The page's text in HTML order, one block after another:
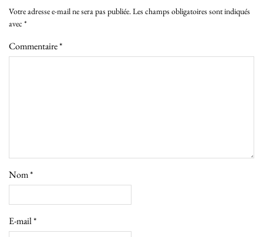
Votre adresse e-mail ne sera pas publiée.Les champs obligatoires sont indiqués
avec *
Commentaire*
Nom*
E-mail*